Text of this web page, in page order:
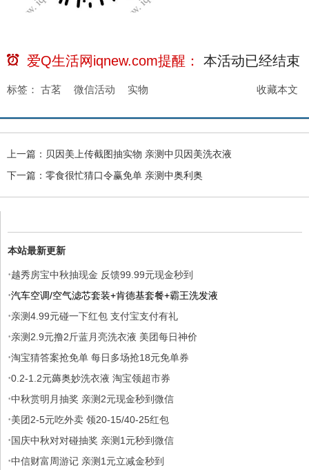
爱Q生活网iqnew.com提醒： 本活动已经结束
收藏本文
标签： 古茗 微信活动 实物
上一篇： 贝因美上传截图抽实物 亲测中贝因美洗衣液
下一篇： 零食很忙猜口令赢免单 亲测中奥利奥
本站最新更新
·越秀房宝中秋抽现金 反馈99.99元现金秒到
·汽车空调/空气滤芯套装+肯德基套餐+霸王洗发液
·亲测4.99元碰一下红包 支付宝支付有礼
·亲测2.9元撸2斤蓝月亮洗衣液 美团每日神价
·淘宝猜答案抢免单 每日多场抢18元免单券
·0.2-1.2元薅奥妙洗衣液 淘宝领超市券
·中秋赏明月抽奖 亲测2元现金秒到微信
·美团2-5元吃外卖 领20-15/40-25红包
·国庆中秋对对碰抽奖 亲测1元秒到微信
·中信财富周游记 亲测1元立减金秒到